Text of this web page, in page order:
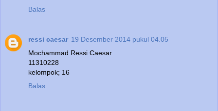
Balas
ressi caesar 19 Desember 2014 pukul 04.05
Mochammad Ressi Caesar
11310228
kelompok; 16
Balas